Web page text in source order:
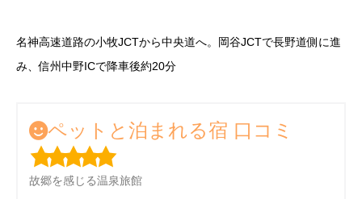
名神高速道路の小牧JCTから中央道へ。岡谷JCTで長野道側に進
み、信州中野ICで降車後約20分
ペットと泊まれる宿 口コミ
故郷を感じる温泉旅館